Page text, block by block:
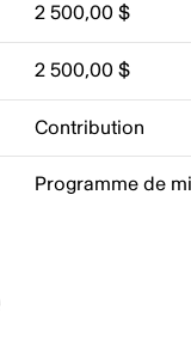
2 500,00 $
2 500,00 $
Contribution
Programme de